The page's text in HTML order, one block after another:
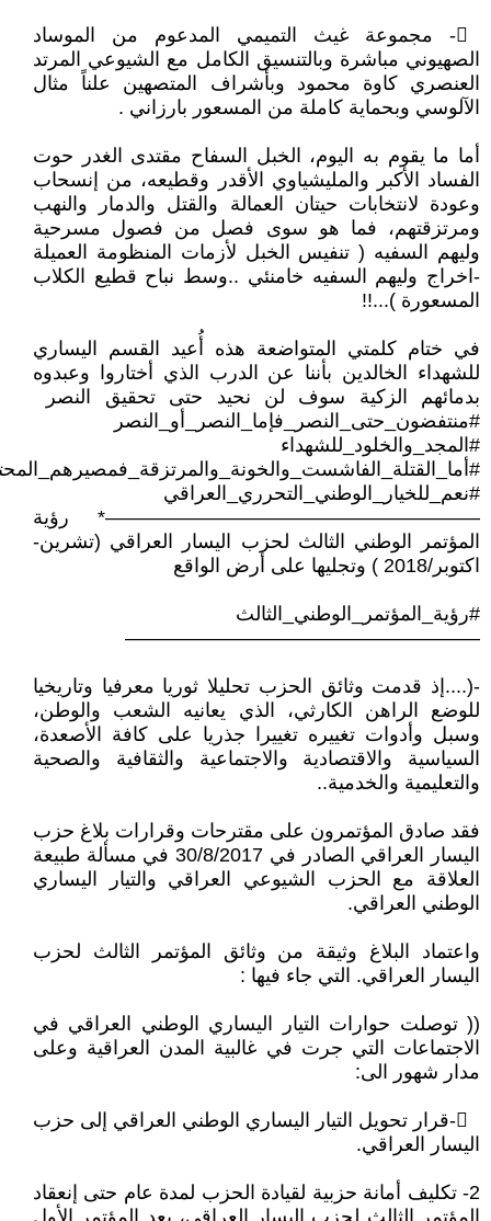
𔆖- مجموعة غيث التميمي المدعوم من الموساد
الصهيوني مباشرة وبالتنسيق الكامل مع الشيوعي المرتد
العنصري كاوة محمود وبأشراف المتصهين علناً مثال
الآلوسي وبحماية كاملة من المسعور بارزاني .
أما ما يقوم به اليوم، الخبل السفاح مقتدى الغدر حوت
الفساد الأكبر والمليشياوي الأقدر وقطيعه، من إنسحاب
وعودة لانتخابات حيتان العمالة والقتل والدمار والنهب
ومرتزقتهم، فما هو سوى فصل من فصول مسرحية
وليهم السفيه ( تنفيس الخبل لأزمات المنظومة العميلة
-اخراج وليهم السفيه خامنئي ..وسط نباح قطيع الكلاب
المسعورة )...!!
في ختام كلمتي المتواضعة هذه أُعيد القسم اليساري
للشهداء الخالدين بأننا عن الدرب الذي أختاروا وعبدوه
بدمائهم الزكية سوف لن نحيد حتى تحقيق النصر
#منتفضون_حتى_النصر_فإما_النصر_أو_النصر
#المجد_والخلود_للشهداء
#نعم_للخيار_الوطني_التحرري_العراقي
——————————————————— * رؤية
المؤتمر الوطني الثالث لحزب اليسار العراقي (تشرين-
اكتوبر/2018 ) وتجليها على أرض الواقع
#رؤية_المؤتمر_الوطني_الثالث
——————————————————
- (....إذ قدمت وثائق الحزب تحليلا ثوريا معرفيا وتاريخيا
للوضع الراهن الكارثي، الذي يعانيه الشعب والوطن،
وسبل وأدوات تغييره تغييرا جذريا على كافة الأصعدة،
السياسية والاقتصادية والاجتماعية والثقافية والصحية
والتعليمية والخدمية..
فقد صادق المؤتمرون على مقترحات وقرارات بلاغ حزب
اليسار العراقي الصادر في 30/8/2017 في مسألة طبيعة
العلاقة مع الحزب الشيوعي العراقي والتيار اليساري
الوطني العراقي.
واعتماد البلاغ وثيقة من وثائق المؤتمر الثالث لحزب
اليسار العراقي. التي جاء فيها :
(( توصلت حوارات التيار اليساري الوطني العراقي في
الاجتماعات التي جرت في غالبية المدن العراقية وعلى
مدار شهور الى:
𔆑-قرار تحويل التيار اليساري الوطني العراقي إلى حزب
اليسار العراقي.
2- تكليف أمانة حزبية لقيادة الحزب لمدة عام حتى إنعقاد